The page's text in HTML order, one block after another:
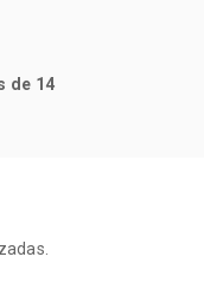
de 14